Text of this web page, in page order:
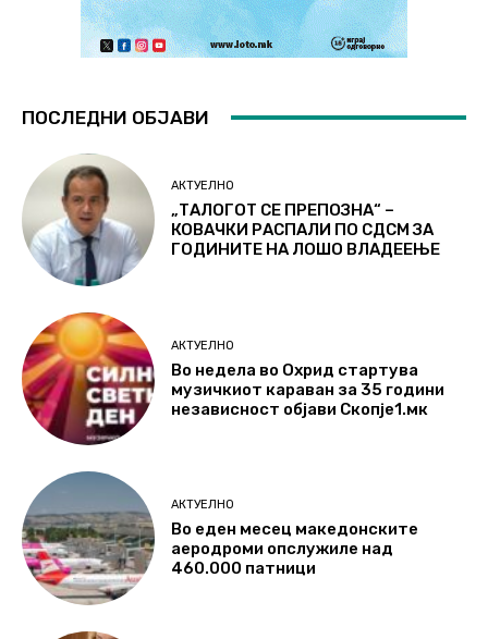
ПОСЛЕДНИ ОБЈАВИ
АКТУЕЛНО
„ТАЛОГОТ СЕ ПРЕПОЗНА“ –
КОВАЧКИ РАСПАЛИ ПО СДСМ ЗА
ГОДИНИТЕ НА ЛОШО ВЛАДЕЕЊЕ
АКТУЕЛНО
Во недела во Охрид стартува
музичкиот караван за 35 години
независност објави Скопје1.мк
АКТУЕЛНО
Во еден месец македонските
аеродроми опслужиле над
460.000 патници